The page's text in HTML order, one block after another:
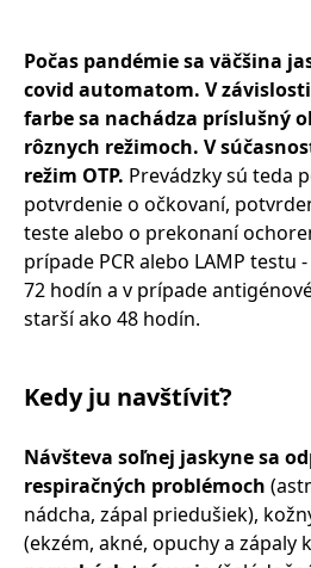
Počas pandémie sa väčšina
covid automatom. V
farbe sa nachádza príslušný
rôznych režimoch. V
režim OTP. Prevádzky sú teda
potvrdenie o očkovaní,
teste alebo o prekonaní
prípade PCR alebo LAMP testu
72 hodín a v prípade
starší ako 48 hodín.
Kedy ju navštíviť?
Návšteva soľnej jaskyne sa
respiračných problémoch
nádcha, zápal priedušiek),
(ekzém, akné, opuchy a zápaly